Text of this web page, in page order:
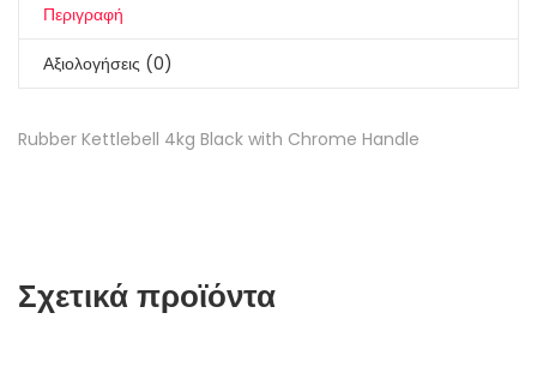
Περιγραφή
Αξιολογήσεις (0)
Rubber Kettlebell 4kg Black with Chrome Handle
Σχετικά προϊόντα